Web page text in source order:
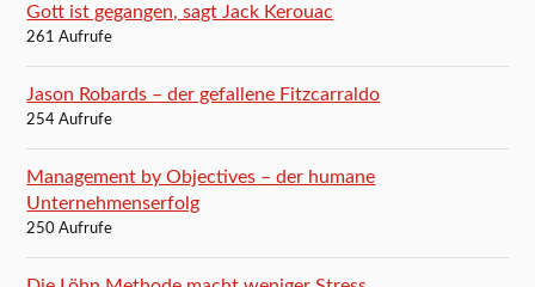
Gott ist gegangen, sagt Jack Kerouac
261 Aufrufe
Jason Robards – der gefallene Fitzcarraldo
254 Aufrufe
Management by Objectives – der humane
Unternehmenserfolg
250 Aufrufe